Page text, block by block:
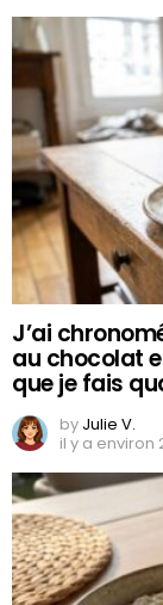
J’ai
au chocolat
que je fais
by Julie V.
il y a environ